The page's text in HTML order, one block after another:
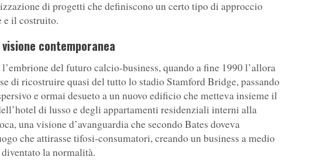
di progetti che definiscono un certo tipo di approccio
e il costruito.
contemporanea
del futuro calcio-business, quando a fine 1990 l’allora
di ricostruire quasi del tutto lo stadio Stamford Bridge, passando
e ormai desueto a un nuovo edificio che metteva insieme il
di lusso e degli appartamenti residenziali interni alla
una visione d’avanguardia che secondo Bates doveva
che attirasse tifosi-consumatori, creando un business a medio
la normalità.